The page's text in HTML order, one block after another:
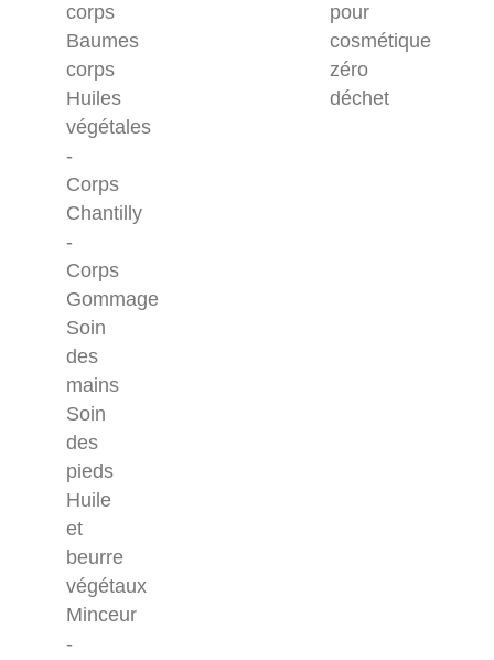
corps
Baumes
corps
Huiles
végétales
-
Corps
Chantilly
-
Corps
Gommage
Soin
des
mains
Soin
des
pieds
Huile
et
beurre
végétaux
Minceur
-
pour
cosmétique
zéro
déchet